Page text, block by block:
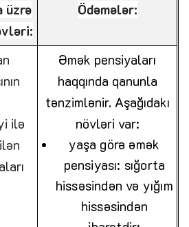
üzrə
Ödəmələr:
ilə
Əmək pensiyaları
haqqında qanunla
tənzimlənir. Aşağıdakı
növləri var:
yaşa görə əmək
pensiyası: sığorta
hissəsindən və yığım
hissəsindən